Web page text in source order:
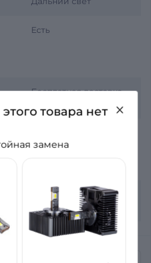
Есть
Бесплатная доставка
2 лампы, гарантийный
лист
товара нет
замена